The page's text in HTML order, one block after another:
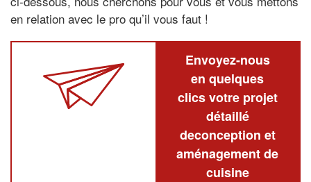
en relation avec le pro qu’il vous faut !
Envoyez-nous
en quelques
clics votre projet
détaillé
deconception et
aménagement de
cuisine